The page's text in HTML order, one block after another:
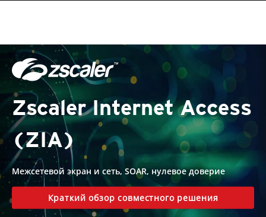
Zscaler Internet Access
(ZIA)
Межсетевой экран и сеть, SOAR, нулевое доверие
Краткий обзор совместного решения